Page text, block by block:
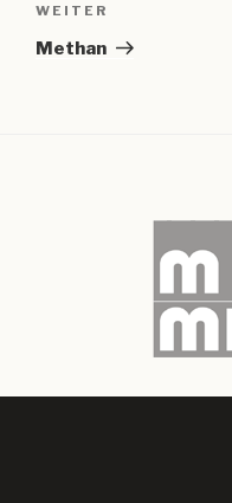
Nächster
Beitrag
WEITER
Methan